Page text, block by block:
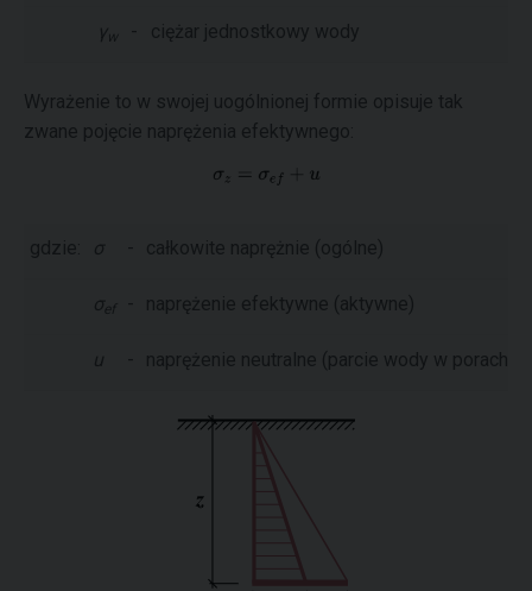
γ w - ciężar jednostkowy wody
Wyrażenie to w swojej uogólnionej formie opisuje tak
zwane pojęcie naprężenia efektywnego:
gdzie: σ - całkowite naprężnie (ogólne)
σef - naprężenie efektywne (aktywne)
u - naprężenie neutralne (parcie wody w porach)